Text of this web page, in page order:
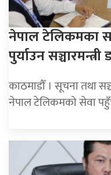
नेपाल टेलिकमका
पुर्याउन
काठमाडौँ । सूचना तथा
नेपाल टेलिकमको सेवा